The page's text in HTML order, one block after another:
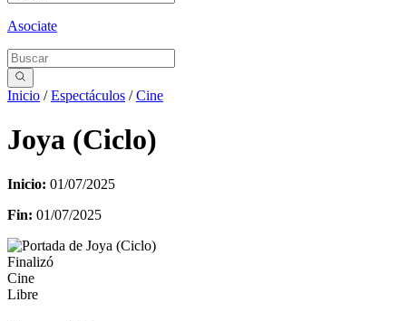
Asociate
Inicio /Espectáculos /Cine
Joya (Ciclo)
Inicio: 01/07/2025
Fin: 01/07/2025
Finalizó
Cine
Libre